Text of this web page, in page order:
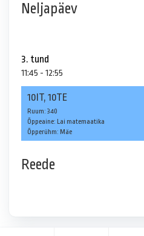
Neljapäev
3. tund
11:45 - 12:55
10IT, 10TE
Ruum: 340
Õppeaine: Lai matemaatika
Õpperühm: Mäe
Reede